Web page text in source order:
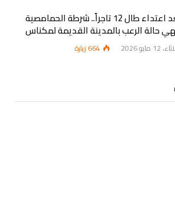
بعد اعتداء طال 12 تاجراً.. شرطة الحمامصية
حالة الرعب بالمدينة القديمة لمكناس
12 مايو 2026 664 زيارة